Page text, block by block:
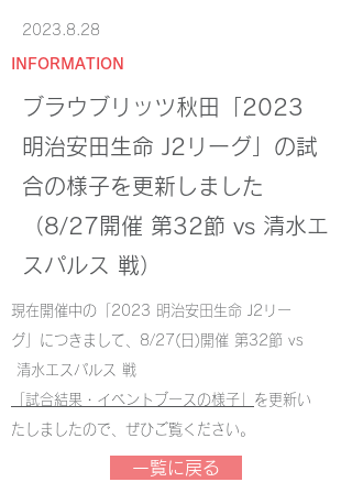
2023.8.28
INFORMATION
ブラウブリッツ秋田「2023
明治安田生命 J2リーグ」の試
合の様子を更新しました
（8/27開催 第32節 vs 清水エ
スパルス 戦）
現在開催中の「2023 明治安田生命 J2リー
グ」につきまして、8/27(日)開催 第32節 vs
清水エスパルス 戦
「試合結果・イベントブースの様子」 を更新い
たしましたので、ぜひご覧ください。
一覧に戻る